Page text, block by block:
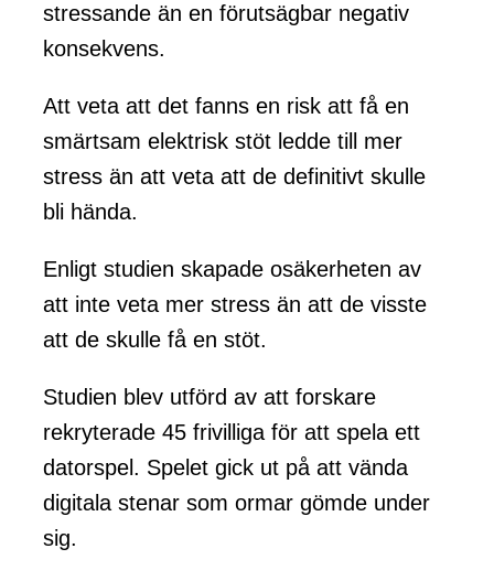
stressande än en förutsägbar negativ
konsekvens.
Att veta att det fanns en risk att få en
smärtsam elektrisk stöt ledde till mer
stress än att veta att de definitivt skulle
bli hända.
Enligt studien skapade osäkerheten av
att inte veta mer stress än att de visste
att de skulle få en stöt.
Studien blev utförd av att forskare
rekryterade 45 frivilliga för att spela ett
datorspel. Spelet gick ut på att vända
digitala stenar som ormar gömde under
sig.